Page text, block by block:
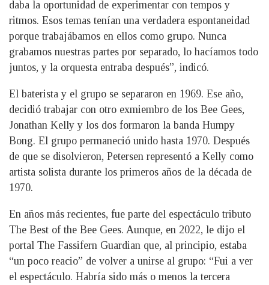
daba la oportunidad de experimentar con tempos y
ritmos. Esos temas tenían una verdadera espontaneidad
porque trabajábamos en ellos como grupo. Nunca
grabamos nuestras partes por separado, lo hacíamos todo
juntos, y la orquesta entraba después”, indicó.
El baterista y el grupo se separaron en 1969. Ese año,
decidió trabajar con otro exmiembro de los Bee Gees,
Jonathan Kelly y los dos formaron la banda Humpy
Bong. El grupo permaneció unido hasta 1970. Después
de que se disolvieron, Petersen representó a Kelly como
artista solista durante los primeros años de la década de
1970.
En años más recientes, fue parte del espectáculo tributo
The Best of the Bee Gees. Aunque, en 2022, le dijo el
portal The Fassifern Guardian que, al principio, estaba
“un poco reacio” de volver a unirse al grupo: “Fui a ver
el espectáculo. Habría sido más o menos la tercera